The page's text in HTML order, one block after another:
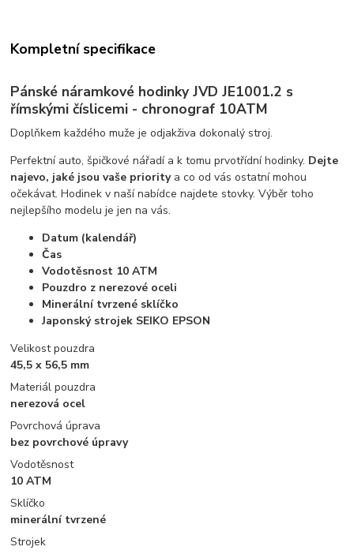
Kompletní specifikace
Pánské náramkové hodinky JVD JE1001.2 s
římskými číslicemi - chronograf 10ATM
Doplňkem každého muže je odjakživa dokonalý stroj.
Perfektní auto, špičkové nářadí a k tomu prvotřídní hodinky. Dejte
najevo, jaké jsou vaše prioritya co od vás ostatní mohou
očekávat. Hodinek v naší nabídce najdete stovky. Výběr toho
nejlepšího modelu je jen na vás.
Datum (kalendář)
Čas
Vodotěsnost 10 ATM
Pouzdro z nerezové oceli
Minerální tvrzené sklíčko
Japonský strojek SEIKO EPSON
Velikost pouzdra
45,5 x 56,5 mm
Materiál pouzdra
nerezová ocel
Povrchová úprava
bez povrchové úpravy
Vodotěsnost
10 ATM
Sklíčko
minerální tvrzené
Strojek